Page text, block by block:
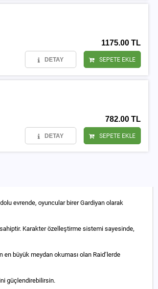
1175.00 TL
DETAY SEPETE EKLE
782.00 TL
DETAY SEPETE EKLE
evrende, oyuncular birer Gardiyan olarak
Karakter özelleştirme sistemi sayesinde,
büyük meydan okuması olan Raid’lerde
güçlendirebilirsin.